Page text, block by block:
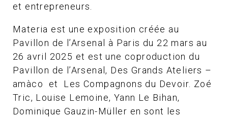
et entrepreneurs.
Materia est une exposition créée au
Pavillon de l’Arsenal à Paris du 22 mars au
26 avril 2025 et est une coproduction du
Pavillon de l’Arsenal, Des Grands Ateliers –
amàco et Les Compagnons du Devoir. Zoé
Tric, Louise Lemoine, Yann Le Bihan,
Dominique Gauzin-Müller en sont les